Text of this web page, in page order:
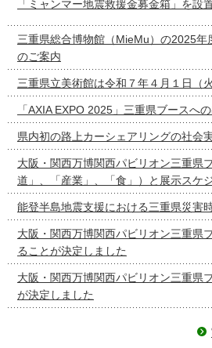
「ミャンマー地震救援金募金箱」を設
三重県総合博物館（MieMu）の2025
のご案内
三重県立美術館は令和７年４月１日（
「AXIA EXPO 2025」三重県ブースへ
県内初の路上カーシェアリングの社会
大阪・関西万博関西パビリオン三重県
道」、「産業」、「食」）と展示スケ
能登半島地震支援における三重県災害
大阪・関西万博関西パビリオン三重県
ることが決定しました
大阪・関西万博関西パビリオン三重県
が決定しました